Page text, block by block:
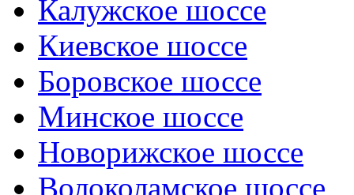
Калужское шоссе
Киевское шоссе
Боровское шоссе
Минское шоссе
Новорижское шоссе
Волоколамское шоссе